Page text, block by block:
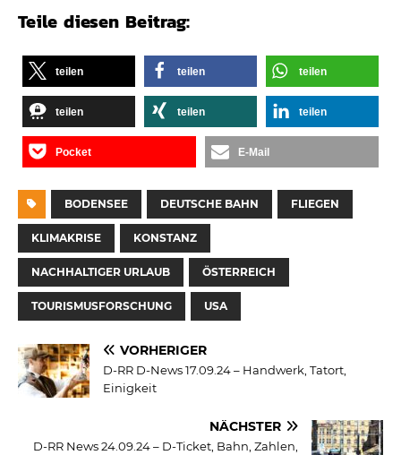
Teile diesen Beitrag:
teilen teilen teilen
teilen teilen teilen
Pocket E-Mail
BODENSEE DEUTSCHE BAHN FLIEGEN
KLIMAKRISE KONSTANZ
NACHHALTIGER URLAUB ÖSTERREICH
TOURISMUSFORSCHUNG USA
VORHERIGER
D-RR D-News 17.09.24 – Handwerk, Tatort,
Einigkeit
NÄCHSTER
D-RR News 24.09.24 – D-Ticket, Bahn, Zahlen,